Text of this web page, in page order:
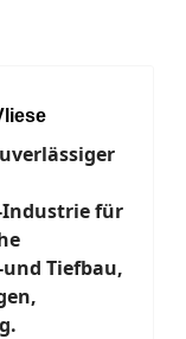
für
Tiefbau,